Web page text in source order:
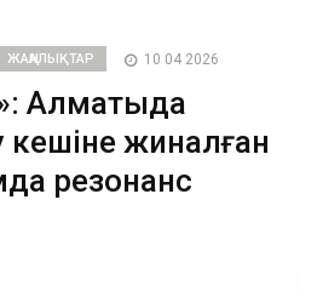
ЖАҢАЛЫҚТАР 10 04 2026
Алматыда
кешіне жиналған
резонанс